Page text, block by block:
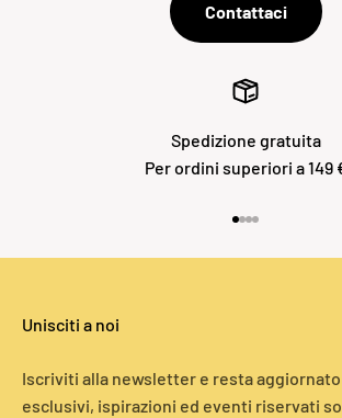
Contattaci
Spedizione gratuita
Per ordini superiori a 149
Unisciti a noi
Iscriviti alla newsletter e resta
esclusivi, ispirazioni ed eventi riservati